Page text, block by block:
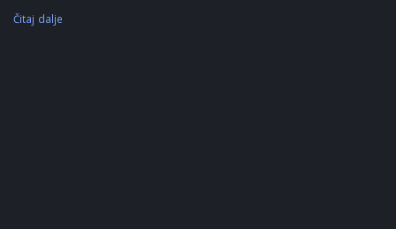
Čitaj dalje